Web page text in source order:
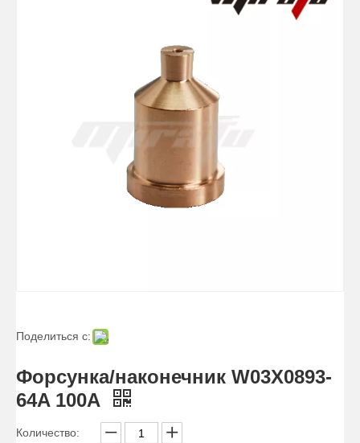
Поделиться с:
Форсунка/наконечник W03X0893-
64A 100A
Количество: